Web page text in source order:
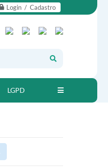
Login / Cadastro
LGPD